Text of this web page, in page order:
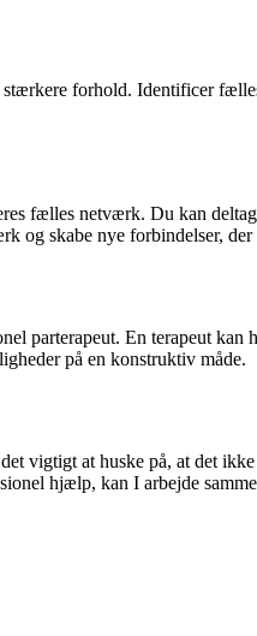
forhold. Identificer
fælles netværk. Du kan
og skabe nye forbindelser,
parterapeut. En terapeut
på en konstruktiv måde.
vigtigt at huske på, at det
hjælp, kan I arbejde